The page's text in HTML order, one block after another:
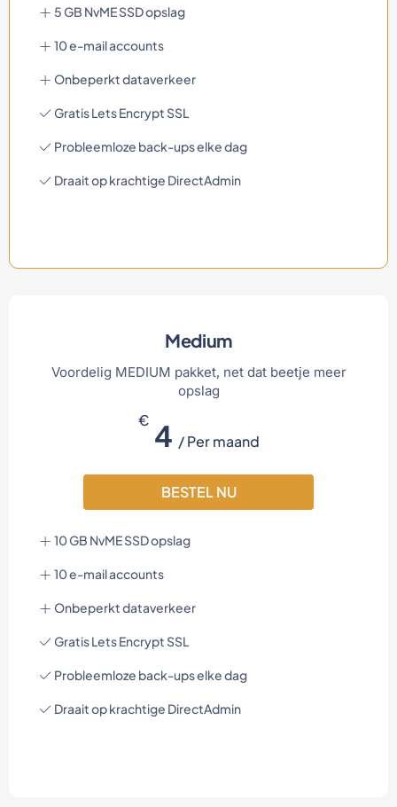
5 GB NvME SSD opslag
10 e-mail accounts
Onbeperkt dataverkeer
Gratis Lets Encrypt SSL
Probleemloze back-ups elke dag
Draait op krachtige DirectAdmin
Medium
Voordelig MEDIUM pakket, net dat beetje meer
opslag
€4 / Per maand
BESTEL NU
10 GB NvME SSD opslag
10 e-mail accounts
Onbeperkt dataverkeer
Gratis Lets Encrypt SSL
Probleemloze back-ups elke dag
Draait op krachtige DirectAdmin